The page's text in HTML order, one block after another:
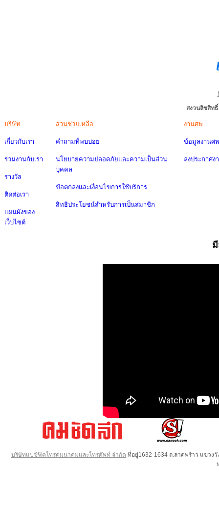
สงวนลิขสิท
บริษัท
เกี่ยวกับเรา
ร่วมงานกับเรา
รางวัล
ติดต่อเรา
แผนผังของ
เว็บไซต์
ส่วนช่วยเหลือ
คำถามที่พบบ่อย
นโยบายความปลอดภัยและความเป็นส่วน
บุคคล
ข้อตกลงและเงื่อนไขการใช้บริการ
สิทธิประโยชน์สำหรับการเป็นสมาชิก
งานศพ
ข้อมูลงานศพ
ลงประกาศง
บริษัทแปซิฟิคโทรคมนาคมและโทรศัพท์ จำกัด ที่อยู่1632-1634 ถ.ลาดพร้าว แขวง